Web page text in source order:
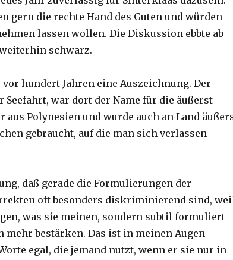
gern die rechte Hand des Guten und würden
lassen wollen. Die Diskussion ebbte ab
schwarz.
hundert Jahren eine Auszeichnung. Der
Seefahrt, war dort der Name für die äußerst
aus Polynesien und wurde auch an Land
gebraucht, auf die man sich verlassen
daß gerade die Formulierungen der
oft besonders diskriminierend sind,
was sie meinen, sondern subtil formuliert
mehr bestärken. Das ist in meinen Augen
egal, die jemand nutzt, wenn er sie nur in